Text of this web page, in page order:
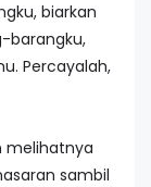
biarkan
barangku,
Percayalah,
melihatnya
sambil